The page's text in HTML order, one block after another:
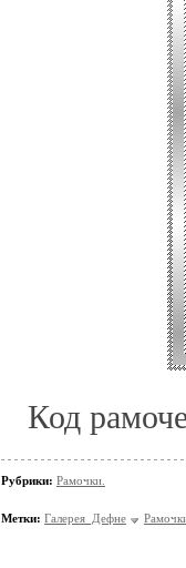
Код
Рубрики: Рамочки.
Метки: Галерея_Дефне